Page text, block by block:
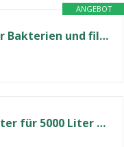
ANGEBOT
Bachgold® Profi Outdoor Wasserfilter Flasche I Entfernt 99,99% aller Bakterien und filtert Mikroplastik, Partikel und Chlor I Blackout & Krisensicher (Schwarz, 500ml)
Membrane Solutions Wasserfilter Outdoor Camping, Trinkwasserfilter für 5000 Liter gefiltertes Wasser, Filtergenauigkeit bis zu 0,1 Mikron, Entfernt 99,9999% E.Coli, BPA-frei, 1 Pack